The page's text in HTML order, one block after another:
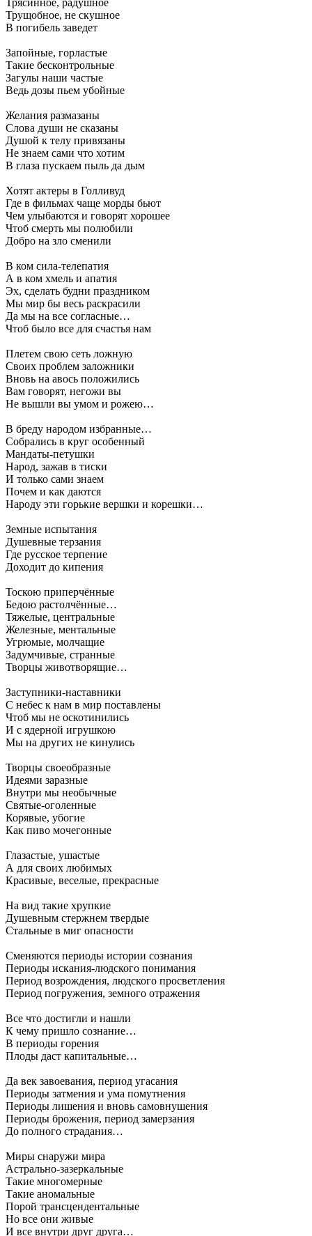
Трущобное, не скушное
В погибель заведет
Запойные, горластые
Такие бесконтрольные
Загулы наши частые
Ведь дозы пьем убойные
Желания размазаны
Слова души не сказаны
Душой к телу привязаны
Не знаем сами что хотим
В глаза пускаем пыль да дым
Хотят актеры в Голливуд
Где в фильмах чаще морды бьют
Чем улыбаются и говорят хорошее
Чтоб смерть мы полюбили
Добро на зло сменили
В ком сила-телепатия
А в ком хмель и апатия
Эх, сделать будни праздником
Мы мир бы весь раскрасили
Да мы на все согласные…
Чтоб было все для счастья нам
Плетем свою сеть ложную
Своих проблем заложники
Вновь на авось положились
Вам говорят, негожи вы
Не вышли вы умом и рожею…
В бреду народом избранные…
Собрались в круг особенный
Мандаты-петушки
Народ, зажав в тиски
И только сами знаем
Почем и как даются
Народу эти горькие вершки и корешки…
Земные испытания
Душевные терзания
Где русское терпение
Доходит до кипения
Тоскою приперчённые
Бедою растолчённые…
Тяжелые, центральные
Железные, ментальные
Угрюмые, молчащие
Задумчивые, странные
Творцы животворящие…
Заступники-наставники
С небес к нам в мир поставлены
Чтоб мы не оскотинились
И с ядерной игрушкою
Мы на других не кинулись
Творцы своеобразные
Идеями заразные
Внутри мы необычные
Святые-оголенные
Корявые, убогие
Как пиво мочегонные
Глазастые, ушастые
А для своих любимых
Красивые, веселые, прекрасные
На вид такие хрупкие
Душевным стержнем твердые
Стальные в миг опасности
Сменяются периоды истории сознания
Периоды искания-людского понимания
Период возрождения, людского просветления
Период погружения, земного отражения
Все что достигли и нашли
К чему пришло сознание…
В периоды горения
Плоды даст капитальные…
Да век завоевания, период угасания
Периоды затмения и ума помутнения
Периоды лишения и вновь самовнушения
Периоды брожения, период замерзания
До полного страдания…
Миры снаружи мира
Астрально-зазеркальные
Такие многомерные
Такие аномальные
Порой трансцендентальные
Но все они живые
И все внутри друг друга…